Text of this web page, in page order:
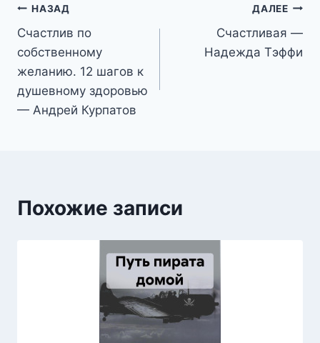
Навигация
по
записям
НАЗАД
Счастлив по
собственному
желанию. 12 шагов к
душевному здоровью
— Андрей Курпатов
ДАЛЕЕ
Счастливая —
Надежда Тэффи
Похожие записи